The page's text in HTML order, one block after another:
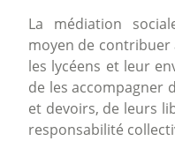
La médiation
moyen de
les lycéens et leur
de les accompagner
et devoirs, de leurs
responsabilité